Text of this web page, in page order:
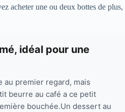
acheter une ou deux bottes de plus,
idéal pour une
premier regard, mais
beurre au café a ce petit
bouchée.Un dessert au